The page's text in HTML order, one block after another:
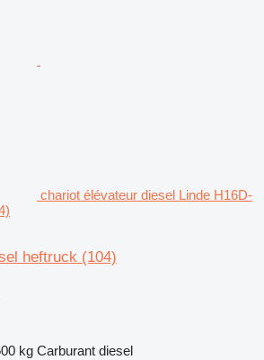
chariot élévateur diesel Linde H16D-
heftruck (104)
kg Carburant diesel